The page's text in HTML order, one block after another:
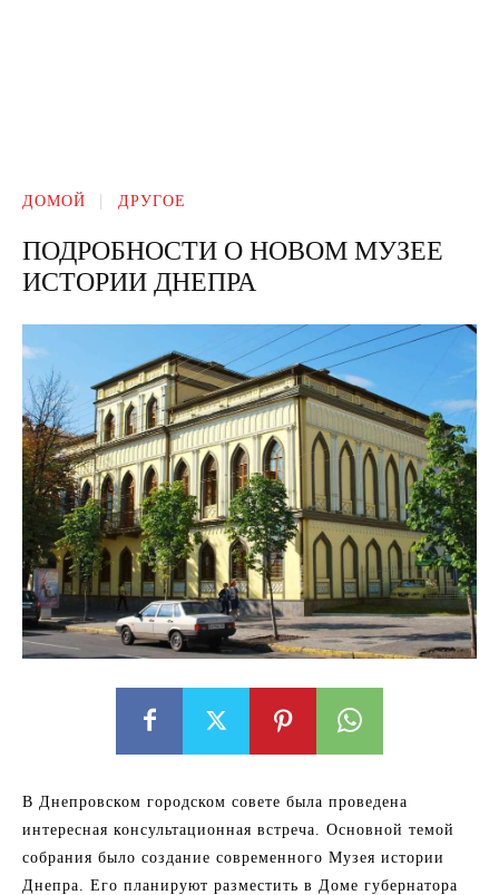
ДОМОЙ ДРУГОЕ
ПОДРОБНОСТИ О НОВОМ МУЗЕЕ
ИСТОРИИ ДНЕПРА
В Днепровском городском совете была проведена
интересная консультационная встреча. Основной темой
собрания было создание современного Музея истории
Днепра. Его планируют разместить в Доме губернатора